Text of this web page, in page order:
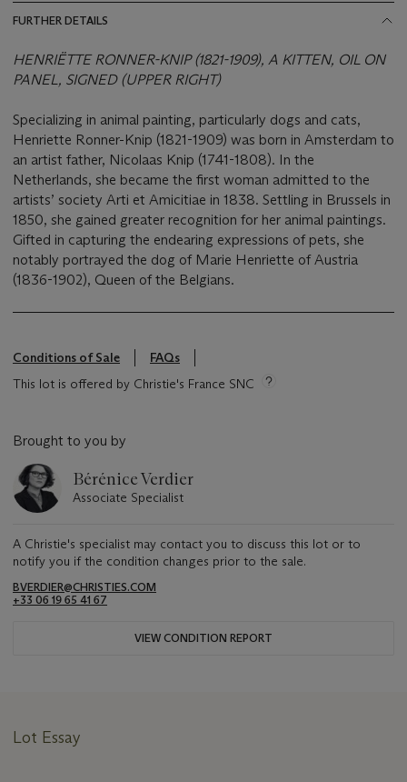
FURTHER DETAILS
HENRIËTTE RONNER-KNIP (1821-1909), A KITTEN, OIL ON
PANEL, SIGNED (UPPER RIGHT)
Specializing in animal painting, particularly dogs and cats,
Henriette Ronner-Knip (1821-1909) was born in Amsterdam to
an artist father, Nicolaas Knip (1741-1808). In the
Netherlands, she became the first woman admitted to the
artists’ society Arti et Amicitiae in 1838. Settling in Brussels in
1850, she gained greater recognition for her animal paintings.
Gifted in capturing the endearing expressions of pets, she
notably portrayed the dog of Marie Henriette of Austria
(1836-1902), Queen of the Belgians.
Conditions of Sale
FAQs
This lot is offered by Christie's France SNC
Brought to you by
Bérénice Verdier
Associate Specialist
A Christie's specialist may contact you to discuss this lot or to
notify you if the condition changes prior to the sale.
BVERDIER@CHRISTIES.COM
+33 06 19 65 41 67
VIEW CONDITION REPORT
Lot Essay